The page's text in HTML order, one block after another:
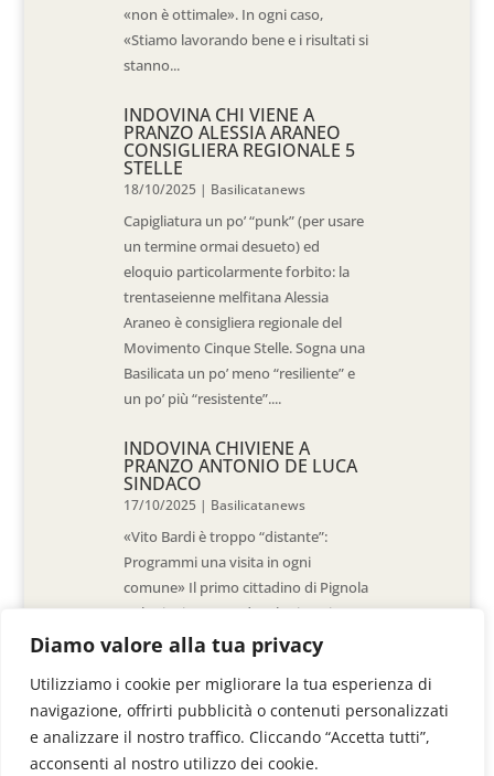
Diamo valore alla tua privacy
Utilizziamo i cookie per migliorare la tua esperienza di
navigazione, offrirti pubblicità o contenuti personalizzati
e analizzare il nostro traffico. Cliccando “Accetta tutti”,
acconsenti al nostro utilizzo dei cookie.
«non è ottimale». In ogni caso,
«Stiamo lavorando bene e i risultati si
stanno...
INDOVINA CHI VIENE A
PRANZO ALESSIA ARANEO
CONSIGLIERA REGIONALE 5
STELLE
18/10/2025 | Basilicatanews
Capigliatura un po’ “punk” (per usare
un termine ormai desueto) ed
eloquio particolarmente forbito: la
trentaseienne melfitana Alessia
Araneo è consigliera regionale del
Movimento Cinque Stelle. Sogna una
Basilicata un po’ meno “resiliente” e
un po’ più “resistente”....
INDOVINA CHIVIENE A
PRANZO ANTONIO DE LUCA
SINDACO
17/10/2025 | Basilicatanews
«Vito Bardi è troppo “distante”:
Programmi una visita in ogni
comune» Il primo cittadino di Pignola
«L’ho invitato a vedere la situazione
al Pantano, ma non è venuto. La
sensazione è che -come sindaci-
siamo lasciati a noi stessi» di Walter
De Stradis In...